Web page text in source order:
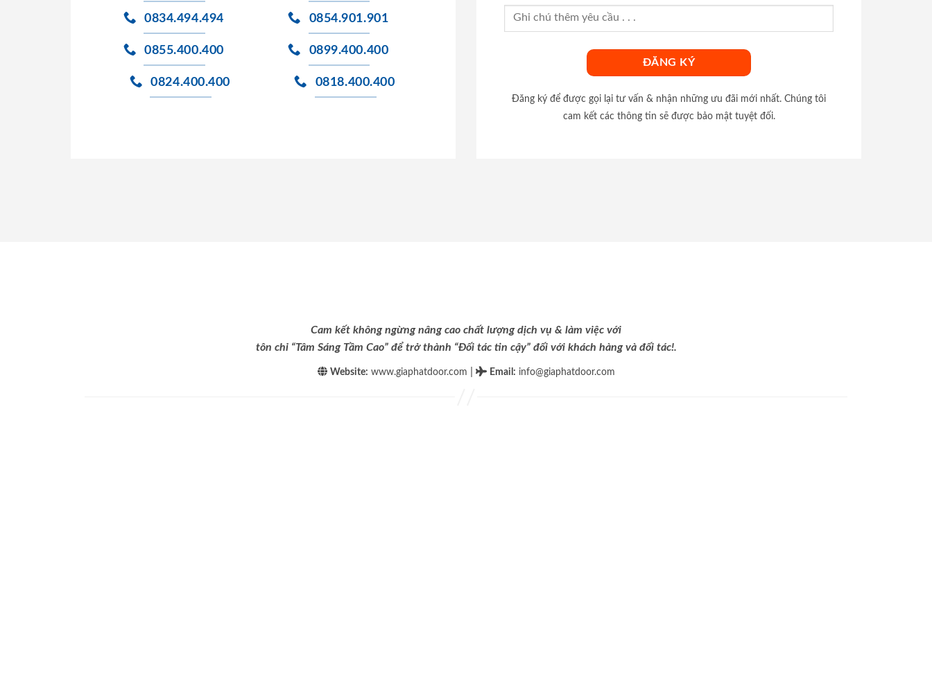
0834.494.494
0855.400.400
0824.400.400
0854.901.901
0899.400.400
0818.400.400
Đăng ký để được gọi lại tư vấn & nhận những ưu đãi mới nhất. Chúng tôi
cam kết các thông tin sẽ được bảo mật tuyệt đối.
Cam kết không ngừng nâng cao chất lượng dịch vụ & làm việc với
tôn chỉ “Tâm Sáng Tầm Cao” để trở thành “Đối tác tin cậy” đối với khách hàng và đối tác!.
Website: www.giaphatdoor.com Email : info@giaphatdoor.com